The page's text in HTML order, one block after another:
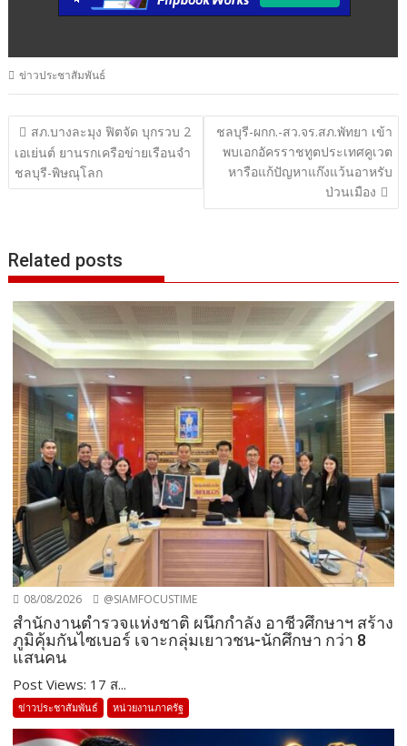
ข่าวประชาสัมพันธ์
แนะแนว
เรื่อง
สภ.บางละมุง ฟิตจัด บุกรวบ 2
เอเย่นต์ ยานรกเครือข่ายเรือนจำ
ชลบุรี-พิษณุโลก
ชลบุรี-ผกก.-สว.จร.สภ.พัทยา เข้า
พบเอกอัครราชทูตประเทศคูเวต
หารือแก้ปัญหาแก๊งแว้นอาหรับ
ป่วนเมือง
Related posts
08/08/2026 @SIAMFOCUSTIME
สำนักงานตำรวจแห่งชาติ ผนึกกำลัง อาชีวศึกษาฯ สร้าง
ภูมิคุ้มกันไซเบอร์ เจาะกลุ่มเยาวชน-นักศึกษา กว่า 8
แสนคน
Post Views: 17 ส...
ข่าวประชาสัมพันธ์ หน่วยงานภาครัฐ